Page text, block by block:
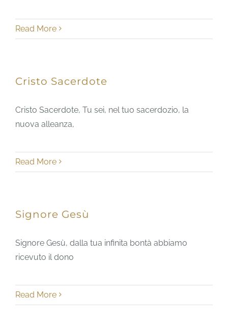
Read More
Cristo Sacerdote
Cristo Sacerdote, Tu sei, nel tuo sacerdozio, la
nuova alleanza,
Read More
Signore Gesù
Signore Gesù, dalla tua infinita bontà abbiamo
ricevuto il dono
Read More